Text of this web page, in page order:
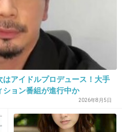
年も超えてました！
+5
田舎な為に成人式がお正月に
ナーで店長になり12月31日は
アイドルプロデュース！大手
ョン番組が進行中か
2026年8月5日